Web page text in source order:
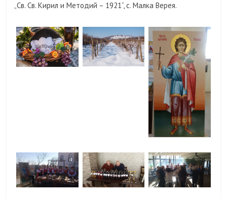
„Св. Св. Кирил и Методий – 1921“, с. Малка Верея.